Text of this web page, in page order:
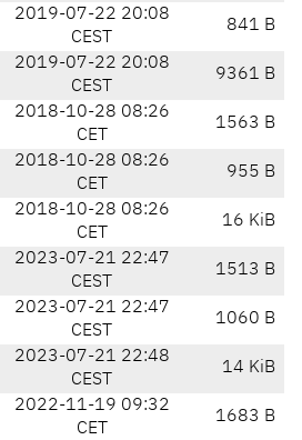
2019-07-22 20:08
CEST
841 B
2019-07-22 20:08
CEST
9361 B
2018-10-28 08:26
CET
1563 B
2018-10-28 08:26
CET
955 B
2018-10-28 08:26
CET
16 KiB
2023-07-21 22:47
CEST
1513 B
2023-07-21 22:47
CEST
1060 B
2023-07-21 22:48
CEST
14 KiB
2022-11-19 09:32
CET
1683 B